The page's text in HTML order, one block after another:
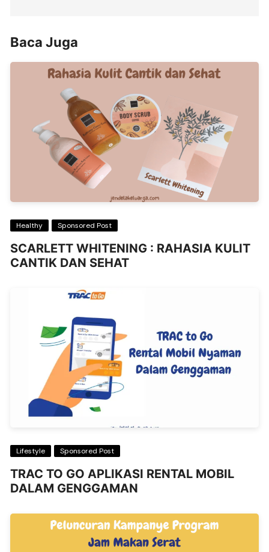
Baca Juga
Healthy Sponsored Post
SCARLETT WHITENING : RAHASIA KULIT
CANTIK DAN SEHAT
Lifestyle Sponsored Post
TRAC TO GO APLIKASI RENTAL MOBIL
DALAM GENGGAMAN